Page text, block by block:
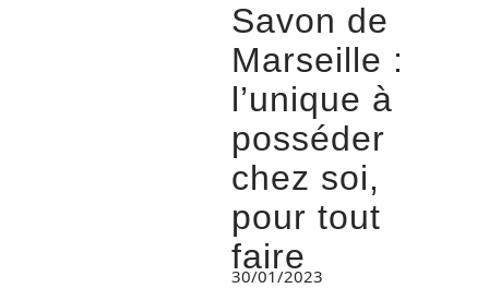
Savon de
Marseille :
l’unique à
posséder
chez soi,
pour tout
faire
30/01/2023